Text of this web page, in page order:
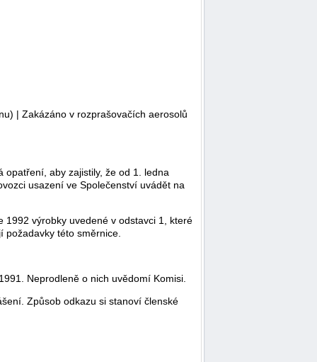
| Zakázáno v rozprašovačích aerosolů
aby zajistily, že od 1. ledna
usazení ve Společenství uvádět na
1992 výrobky uvedené v odstavci 1, které
této směrnice.
Neprodleně o nich uvědomí Komisi.
Způsob odkazu si stanoví členské